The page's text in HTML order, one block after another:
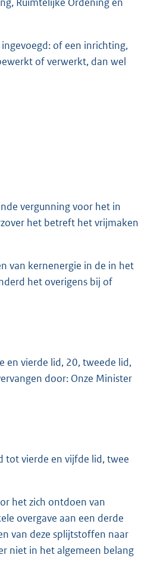
of een inrichting,
of verwerkt, dan wel
vergunning voor het in
het betreft het vrijmaken
van kernenergie in de in het
het overigens bij of
en vierde lid, 20, tweede lid,
door: Onze Minister
tot vierde en vijfde lid, twee
het zich ontdoen van
overgave aan een derde
van deze splijtstoffen naar
niet in het algemeen belang